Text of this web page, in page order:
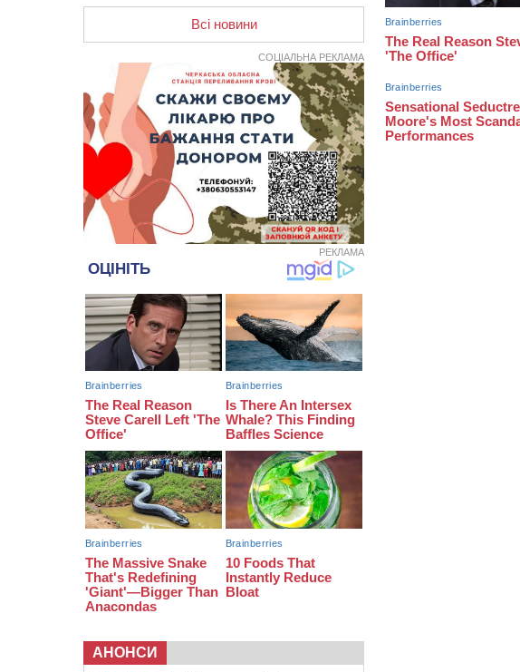
На Золотоніщині вже десяту
добу гасять пожежу торфу
11:35
Від 80 гривень за кілограм: в
Україні прогнозують стрибок цін на
гречку
10:56
Захисника зі Звенигородщини,
який обороняв Авдіївку,
нагородили “Комбатантським
хрестом”
10:10
На Черкащині п’яний мотоцикліст
зіткнувся з мопедом: двоє людей у
лікарні
09:42 Ветерани МСК “Дніпро” вибороли
бронзу чемпіонату України
08:57 На Уманщині підрядника
зобов’язали сплатити понад 670
тис грн штрафу за незаконні зміни
до договору
директора Мокрокалигірського
психоневрологічного інтернату
07:23
Уманські міграційники видворили з
країни грузина, який відсидів
термін у колонії
Всі новини
СОЦІАЛЬНА РЕКЛАМА
РЕКЛАМА
АНОНСИ